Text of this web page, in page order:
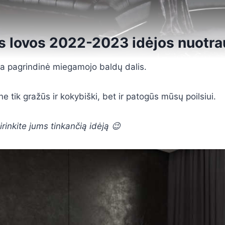
lovos 2022-2023 idėjos
pagrindinė miegamojo baldų dalis.
tik gražūs ir kokybiški, bet ir patogūs mūsų poilsiui.
jums tinkančią idėją 😉